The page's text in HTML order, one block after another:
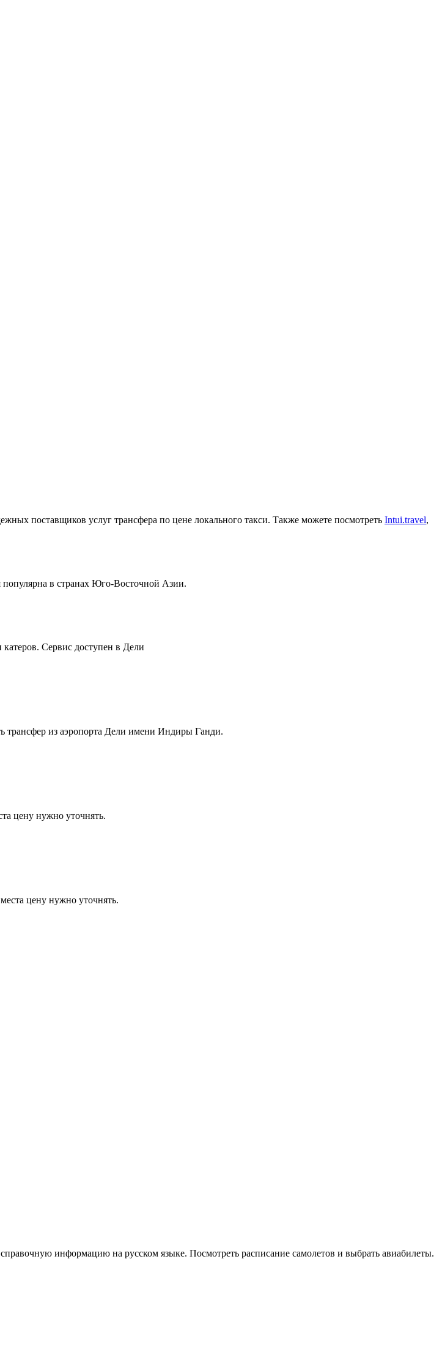
поставщиков услуг трансфера по цене локального такси. Также можете посмотреть Intui.travel,
популярна в странах Юго-Восточной Азии.
Сервис доступен в Дели
трансфер из аэропорта Дели имени Индиры Ганди.
цену нужно уточнять.
цену нужно уточнять.
информацию на русском языке. Посмотреть расписание самолетов и выбрать авиабилеты.